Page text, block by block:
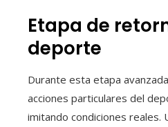
Etapa de
deporte
Durante esta etapa
acciones particulares del
imitando condiciones reales.